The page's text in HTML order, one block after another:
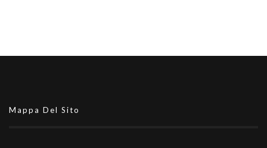
Mappa Del Sito